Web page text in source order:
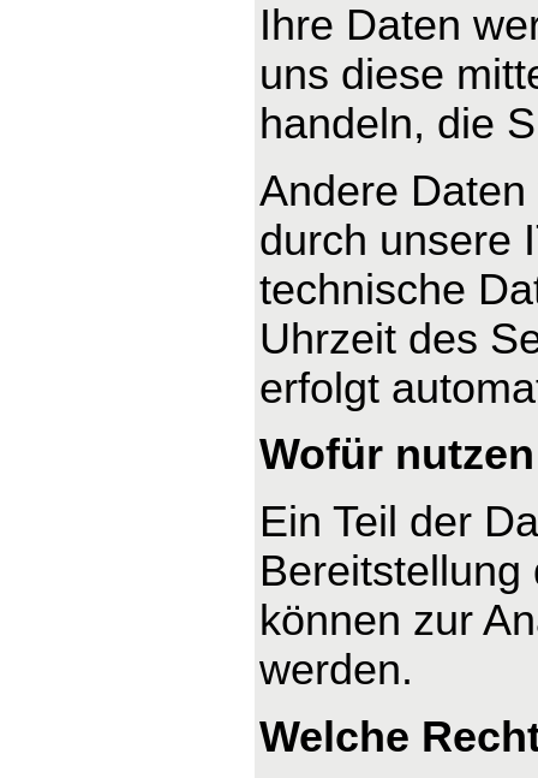
Ihre Daten
uns diese
handeln, die
Andere
durch unsere
technische
Uhrzeit des
erfolgt
Wofür
Ein Teil der
können zur
werden.
Welche